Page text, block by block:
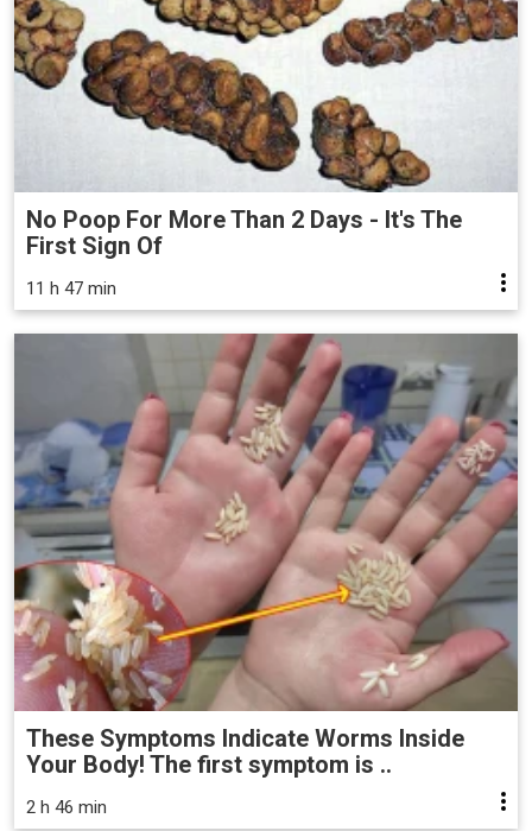
No Poop For More Than 2 Days - It's The
First Sign Of
11 h 47 min
These Symptoms Indicate Worms Inside
Your Body! The first symptom is ..
2 h 46 min